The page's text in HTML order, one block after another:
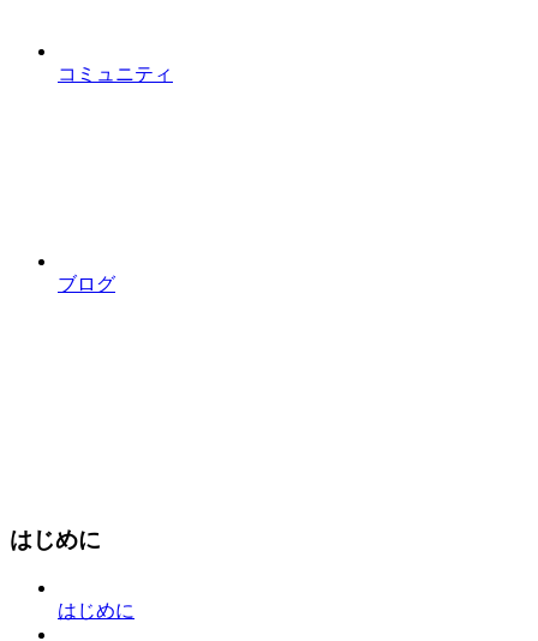
コミュニティ
ブログ
はじめに
はじめに